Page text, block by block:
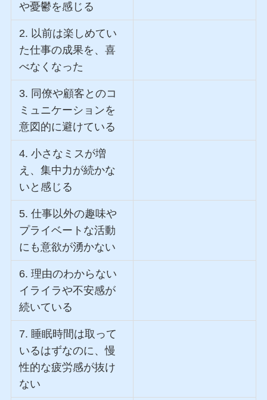
や憂鬱を感じる
2. 以前は楽しめてい
た仕事の成果を、喜
べなくなった
3. 同僚や顧客とのコ
ミュニケーションを
意図的に避けている
4. 小さなミスが増
え、集中力が続かな
いと感じる
5. 仕事以外の趣味や
プライベートな活動
にも意欲が湧かない
6. 理由のわからない
イライラや不安感が
続いている
7. 睡眠時間は取って
いるはずなのに、慢
性的な疲労感が抜け
ない